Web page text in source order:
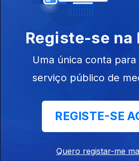
Registe-se na
Uma única conta
serviço público de
REGISTE-SE
Quero registar-me